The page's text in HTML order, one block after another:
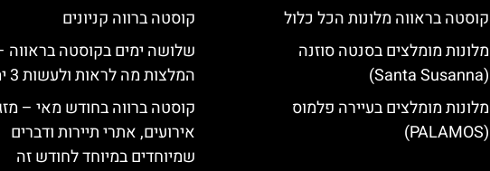
קוסטה בראווה מלונות הכל כלול
מלונות מומלצים בסנטה סוזנה
(Santa Susanna)
מלונות מומלצים בעיירה פלמוס
(PALAMOS)
קוסטה ברווה קניונים
שלושה ימים בקוסטה בראווה
המלצות מה לראות ולעשות 3 ימים
קוסטה ברווה בחודש מאי –
אירועים, אתרי תיירות ודברים
שמיוחדים במיוחד לחודש זה